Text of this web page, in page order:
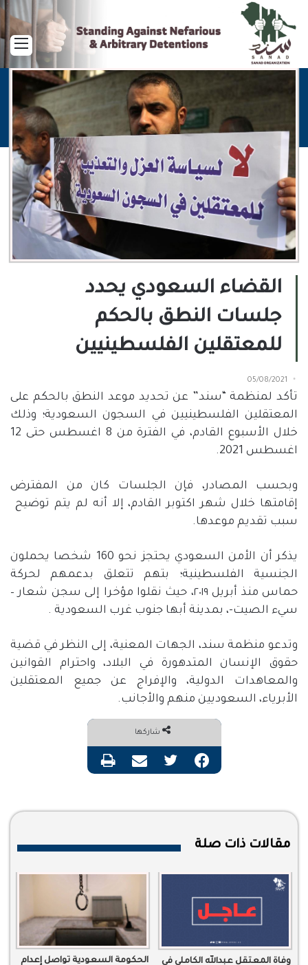
القضاء السعودي يحدد
جلسات النطق بالحكم
للمعتقلين الفلسطينيين
05/08/2021
تأكد لمنظمة “سند” عن تحديد موعد النطق بالحكم على
المعتقلين الفلسطينيين في السجون السعودية؛ وذلك
خلال الأسبوع القادم، في الفترة من 8 اغسطس حتى 12
اغسطس 2021.
وبحسب المصادر، فإن الجلسات كان من المفترض
إقامتها خلال شهر اكتوبر القادم، إلا أنه لم يتم توضيح
سبب تقديم موعدها.
يذكر أن الأمن السعودي يحتجز نحو 160 شخصا يحملون
الجنسية الفلسطينية؛ بتهم تتعلق بدعمهم لحركة
حماس منذ أبريل ٢٠١٩، حيث نقلوا مؤخرا إلى سجن شعار –
سيء الصيت-، بمدينة أبها جنوب غرب السعودية .
وتدعو منظمة سند، الجهات المعنية، إلى النظر في قضية
حقوق الإنسان المتدهورة في البلاد، واحترام القوانين
والمعاهدات الدولية، والإفراج عن جميع المعتقلين
الأبرياء، السعوديين منهم والأجانب.
شاركها
فيسبوك تويتر مشاركة عبر البريد طباعة
مقالات ذات صلة
وفاة المعتقل عبدالله الكاملي في
الحكومة السعودية تواصل إعدام